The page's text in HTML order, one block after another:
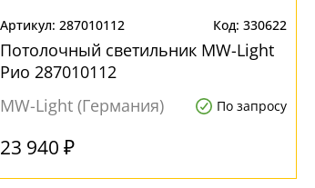
287010112 330622
Потолочный светильник MW-Light
Рио 287010112
MW-Light (Германия)
По запросу
23 940 ₽